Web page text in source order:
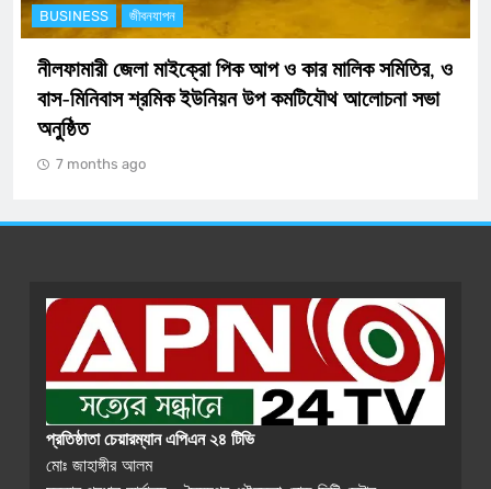
BUSINESS অর্থনীতি
ডিজিটাল নিরাপত্তায় এক ধাপ এগিয়ে নীলফামারী জেলা পুলিশ:
যুক্ত হচ্ছে আধুনিক ‘সাইবার সেল’
7 months ago
প্রতিষ্ঠাতা চেয়ারম্যান এপিএন ২৪ টিভি
মোঃ জাহাঙ্গীর আলম